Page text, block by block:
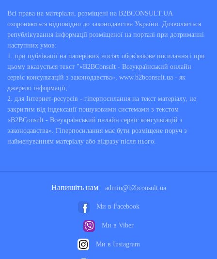
Всі права на матеріали, розміщені на B2BCONSULT.UA
охороняються відповідно до законодавства України. Дозволяється
републікування інформації розміщеної на порталі при дотриманні
наступних умов:
1. при публікації на паперових носіях обов'язкове посилання і при
цьому вказується текст "«B2BConsult - Всеукраїнський онлайн
сервіс консультацій з законодавства», www.b2bconsult.ua - як
джерело інформації;
2. для Інтернет-ресурсів - гіперпосилання на текст матеріалу, не
закритим від індексації пошуковими системами з текстом
«B2BConsult - Всеукраїнський онлайн сервіс консультацій з
законодавства». Гіперпосилання має бути розміщене поруч з
найменуванням матеріалу або відразу після нього.
Напишіть нам admin@b2bconsult.ua
Ми в Facebook
Ми в Viber
Ми в Instagram